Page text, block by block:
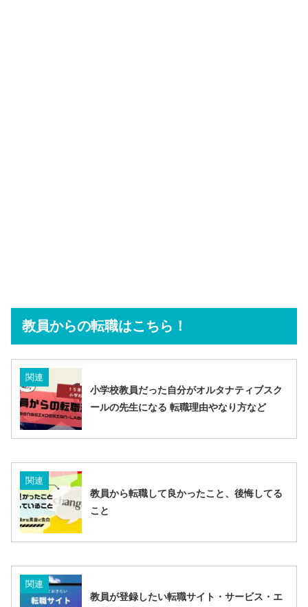
教員からの転職はこちら！
関連
小学校教員だった自分がオルタナティブスク
ールの先生になる 転職理由やなり方など
関連
教員から転職して良かったこと、後悔してる
こと
関連
教員が登録したい転職サイト・サービス・エ